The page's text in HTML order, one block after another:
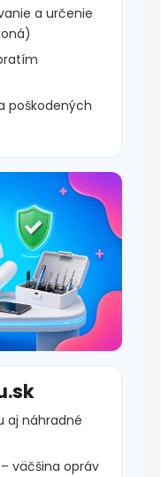
a určenie
poškodených
aj náhradné
väčšina opráv